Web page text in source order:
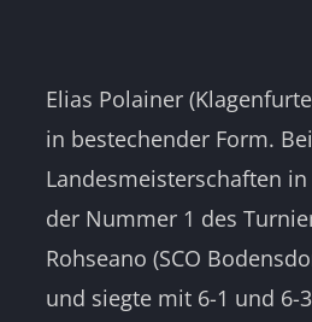
Elias Polainer
in bestechender Form.
Landesmeisterschaften
der Nummer 1 des
Rohseano (SCO
und siegte mit 6-1 und 6-